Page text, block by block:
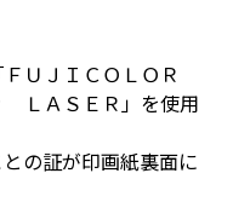
ＵＪＩＣＯＬＯＲ
ＬＡＳＥＲ」を使用
の証が印画紙裏面に